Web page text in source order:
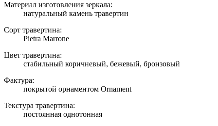
Материал изготовления зеркала:
натуральный камень травертин
Сорт травертина:
Pietra Marrone
Цвет травертина:
стабильный коричневый, бежевый, бронзовый
Фактура:
покрытой орнаментом Ornament
Текстура травертина:
постоянная однотонная